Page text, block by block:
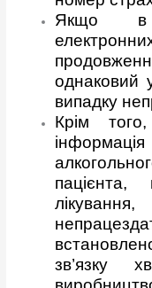
Якщо в
однаковий
випадку
Крім
зв’язку